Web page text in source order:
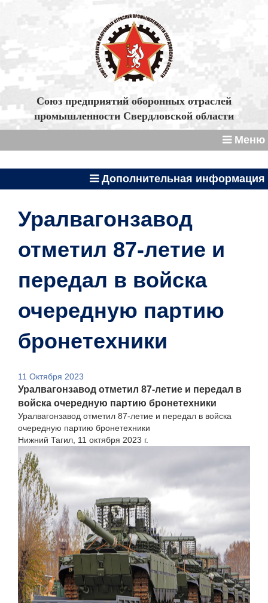
Союз предприятий оборонных отраслей
промышленности Свердловской области
Меню
Дополнительная информация
Уралвагонзавод
отметил 87-летие и
передал в войска
очередную партию
бронетехники
11 Октября 2023
Уралвагонзавод отметил 87-летие и передал в
войска очередную партию бронетехники
Уралвагонзавод отметил 87-летие и передал в войска
очередную партию бронетехники
Нижний Тагил, 11 октября 2023 г.